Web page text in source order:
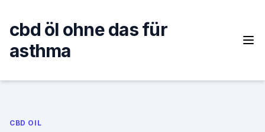
content
cbd öl ohne das für
asthma
CBD OIL